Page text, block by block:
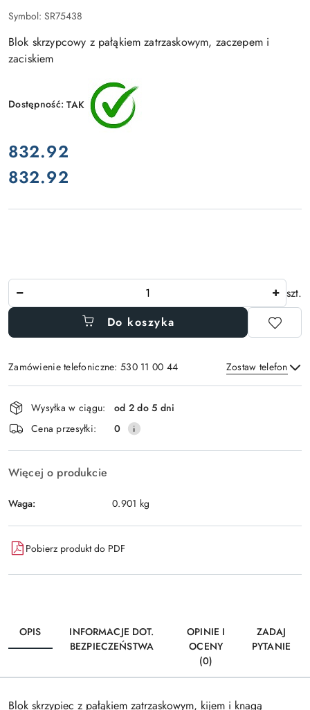
Symbol: SR75438
Blok skrzypcowy z pałąkiem zatrzaskowym, zaczepem i
zaciskiem
Dostępność:TAK
cena:
832.92
Cena:
832.92
szt.
Do koszyka
Zamówienie telefoniczne: 530 11 00 44 Zostaw telefon
Wyślij
Dostępność
i
dostawa
Wysyłka w ciągu:
od 2 do 5 dni
Cena przesyłki:
0
Więcej o produkcie
Waga: 0.901 kg
Pobierz produkt do PDF
OPIS
INFORMACJE DOT.
BEZPIECZEŃSTWA
OPINIE I
OCENY
(0)
ZADAJ
PYTANIE
Blok skrzypiec z pałąkiem zatrzaskowym, kijem i knagą